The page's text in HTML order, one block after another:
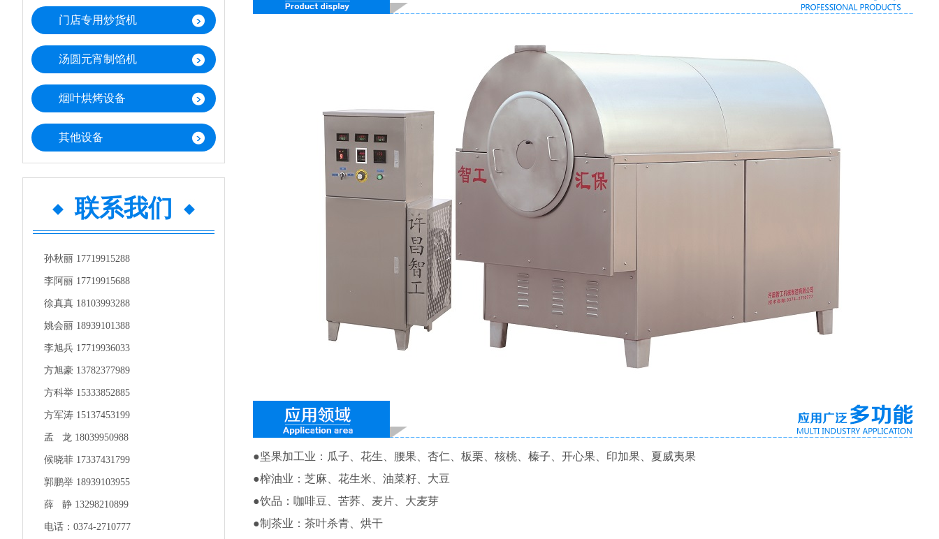
门店专用炒货机
汤圆元宵制馅机
烟叶烘烤设备
其他设备
联系我们
孙秋丽 17719915288
李阿丽 17719915688
徐真真 18103993288
姚会丽 18939101388
李旭兵 17719936033
方旭豪 13782377989
方科举 15333852885
方军涛 15137453199
孟 龙 18039950988
候晓菲 17337431799
郭鹏举 18939103955
薛 静 13298210899
电话：0374-2710777
●坚果加工业：瓜子、花生、腰果、杏仁、板栗、核桃、榛子、开心果、印加果、夏威夷果
●榨油业：芝麻、花生米、油菜籽、大豆
●饮品：咖啡豆、苦荞、麦片、大麦芽
●制茶业：茶叶杀青、烘干